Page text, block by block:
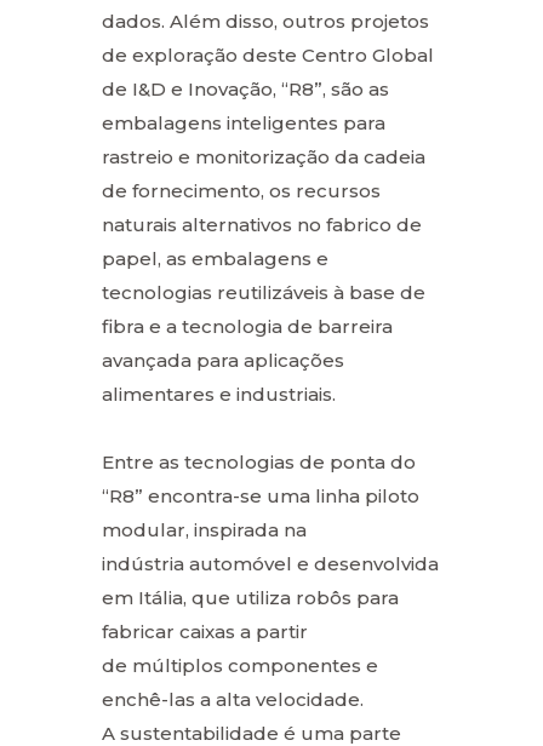
dados. Além disso, outros projetos
de exploração deste Centro Global
de I&D e Inovação, “R8”, são as
embalagens inteligentes para
rastreio e monitorização da cadeia
de fornecimento, os recursos
naturais alternativos no fabrico de
papel, as embalagens e
tecnologias reutilizáveis à base de
fibra e a tecnologia de barreira
avançada para aplicações
alimentares e industriais.
Entre as tecnologias de ponta do
“R8” encontra-se uma linha piloto
modular, inspirada na
indústria automóvel e desenvolvida
em Itália, que utiliza robôs para
fabricar caixas a partir
de múltiplos componentes e
enchê-las a alta velocidade.
A sustentabilidade é uma parte